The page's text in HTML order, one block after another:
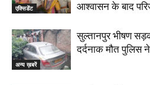
एक्सिडेंट
आश्वासन के बाद
अन्य ख़बरें
सुल्तानपुर भीषण
दर्दनाक मौत पुलिस